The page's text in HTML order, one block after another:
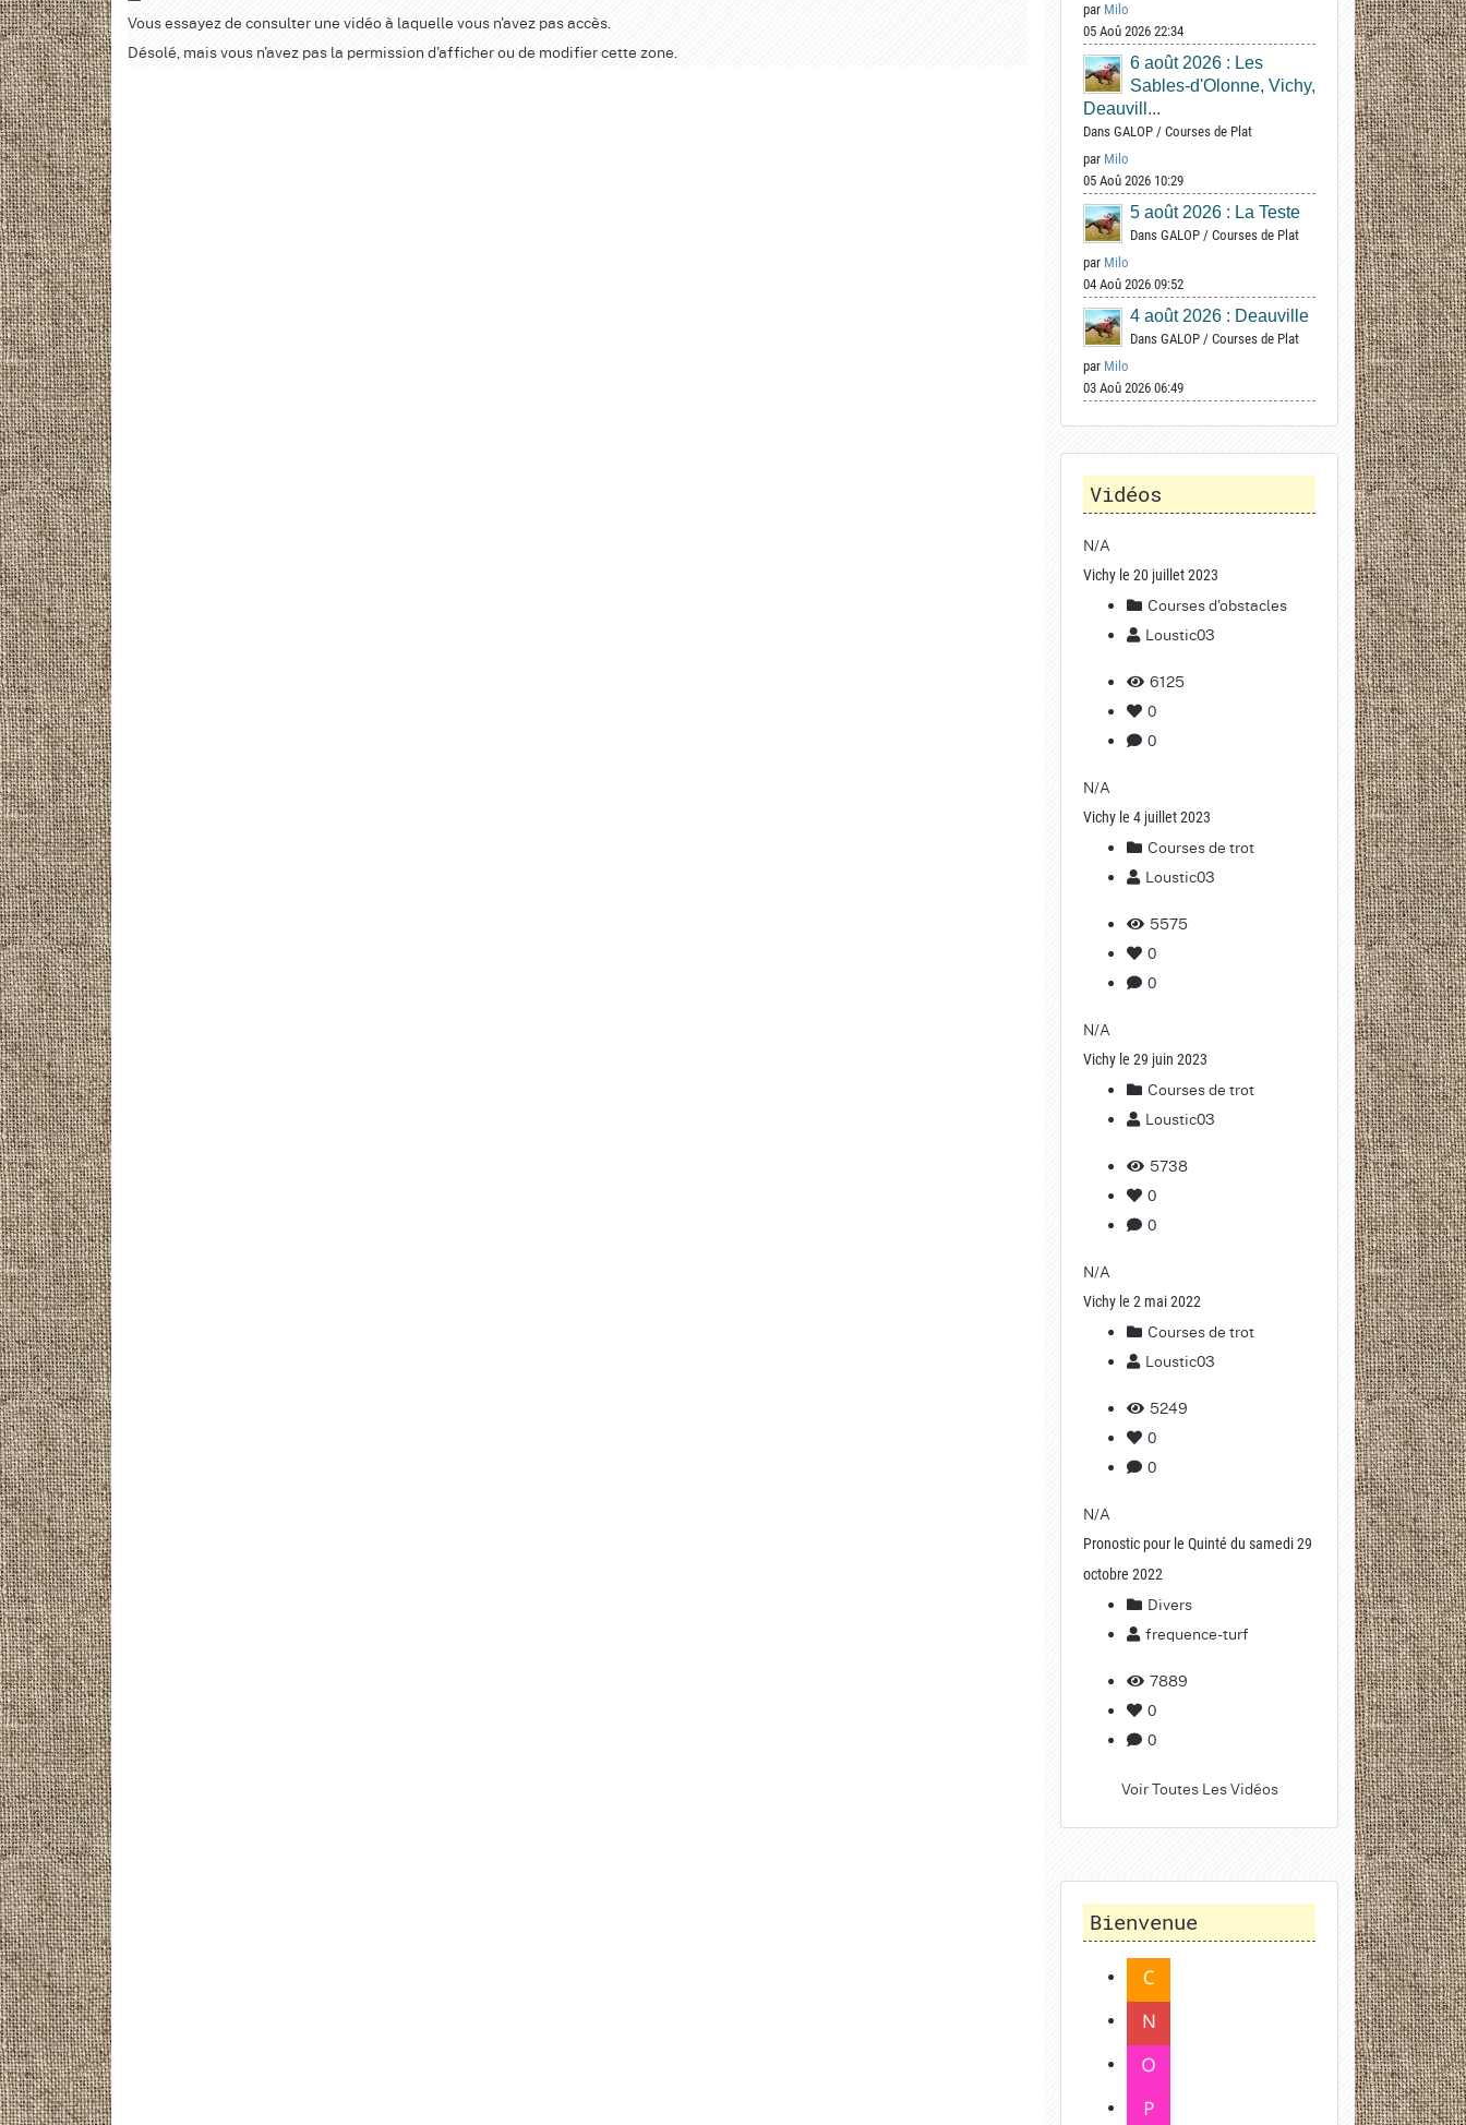
Vous essayez de consulter une vidéo à laquelle vous n'avez pas accès.
Désolé, mais vous n'avez pas la permission d'afficher ou de modifier cette zone.
par Milo
05 Aoû 2026 22:34
6 août 2026 : Les
Sables-d'Olonne, Vichy,
Deauvill...
Dans GALOP / Courses de Plat
par Milo
05 Aoû 2026 10:29
5 août 2026 : La Teste
Dans GALOP / Courses de Plat
par Milo
04 Aoû 2026 09:52
4 août 2026 : Deauville
Dans GALOP / Courses de Plat
par Milo
03 Aoû 2026 06:49
Vidéos
N/A
Vichy le 20 juillet 2023
Courses d'obstacles
Loustic03
6125
0
0
N/A
Vichy le 4 juillet 2023
Courses de trot
Loustic03
5575
0
0
N/A
Vichy le 29 juin 2023
Courses de trot
Loustic03
5738
0
0
N/A
Vichy le 2 mai 2022
Courses de trot
Loustic03
5249
0
0
N/A
Pronostic pour le Quinté du samedi 29
octobre 2022
Divers
frequence-turf
7889
0
0
Voir Toutes Les Vidéos
Bienvenue